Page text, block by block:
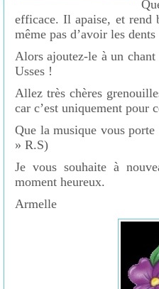
efficace. Il apaise, et rend
même pas d’avoir les dents
Alors ajoutez-le à un chant
Usses !
Allez très chères
car c’est uniquement pour
Que la musique vous
» R.S)
Je vous souhaite à
moment heureux.
Armelle